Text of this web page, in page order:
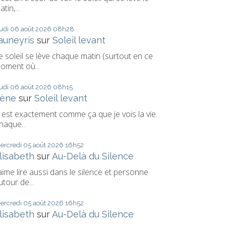
06 août 2026 08h28
surSoleil levant
soleil se lève chaque matin (surtout en ce
où...
06 août 2026 08h15
surSoleil levant
est exactement comme ça que je vois la vie.
05 août 2026 16h52
surAu-Delà du Silence
lire aussi dans le silence et personne
de...
05 août 2026 16h52
surAu-Delà du Silence